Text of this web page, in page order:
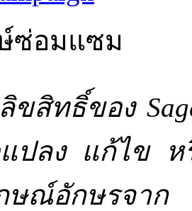
ซ่อมแซม
ขสิทธิ์ของ
ปลง แก้ไข ห
ษณ์อักษรจาก